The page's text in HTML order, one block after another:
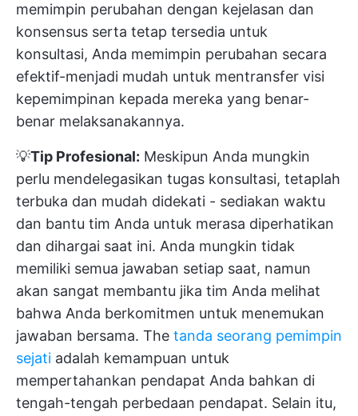
memimpin perubahan dengan kejelasan dan
konsensus serta tetap tersedia untuk
konsultasi, Anda memimpin perubahan secara
efektif-menjadi mudah untuk mentransfer visi
kepemimpinan kepada mereka yang benar-
benar melaksanakannya.
💡Tip Profesional: Meskipun Anda mungkin
perlu mendelegasikan tugas konsultasi, tetaplah
terbuka dan mudah didekati - sediakan waktu
dan bantu tim Anda untuk merasa diperhatikan
dan dihargai saat ini. Anda mungkin tidak
memiliki semua jawaban setiap saat, namun
akan sangat membantu jika tim Anda melihat
bahwa Anda berkomitmen untuk menemukan
jawaban bersama. The tanda seorang pemimpin
sejati adalah kemampuan untuk
mempertahankan pendapat Anda bahkan di
tengah-tengah perbedaan pendapat. Selain itu,